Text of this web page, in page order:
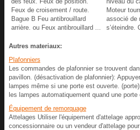
Feux de croisement / route.
Bague B Feu antibrouillard
arrière. ou Feux antibrouillard ...
Moteur
associé de
s’éteindre.
Autres materiaux:
Plafonniers
Les commandes de plafonnier se trouvent
pavillon. (désactivation de plafonnier):
lampes même si une porte est ouverte.
les lampes automatiquement quand une porte
Équipement de remorquage
Attelages Utiliser l'équipement d'attelage
concessionnaire ou un vendeur d'attelage